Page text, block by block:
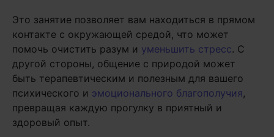
Это занятие позволяет вам находиться в прямом
контакте с окружающей средой, что может
помочь очистить разум и уменьшить стресс. С
другой стороны, общение с природой может
быть терапевтическим и полезным для вашего
психического и эмоционального благополучия,
превращая каждую прогулку в приятный и
здоровый опыт.